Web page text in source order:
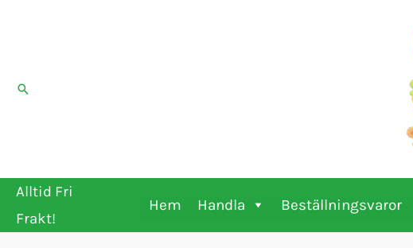
Sök
Alltid Fri
Frakt!
Hem Handla Beställningsvaror